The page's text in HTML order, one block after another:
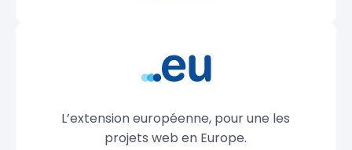
L’extension européenne, pour une les
projets web en Europe.